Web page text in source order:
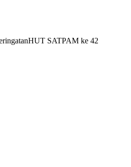
SATPAM ke 42